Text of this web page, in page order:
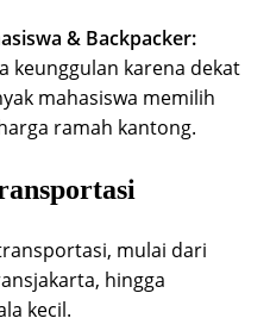
& Backpacker:
keunggulan karena dekat
mahasiswa memilih
ramah kantong.
mulai dari
hingga
kecil.